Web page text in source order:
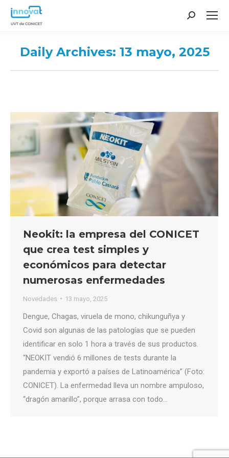
Search:
Daily Archives: 13 mayo, 2025
Neokit: la empresa del CONICET
que crea test simples y
económicos para detectar
numerosas enfermedades
Novedades 13 mayo, 2025
Dengue, Chagas, viruela de mono, chikunguñya y
Covid son algunas de las patologías que se pueden
identificar en solo 1 hora a través de sus productos.
“NEOKIT vendió 6 millones de tests durante la
pandemia y exportó a países de Latinoamérica” (Foto:
CONICET). La enfermedad lleva un nombre ampuloso,
“dragón amarillo”, porque arrasa con todo…